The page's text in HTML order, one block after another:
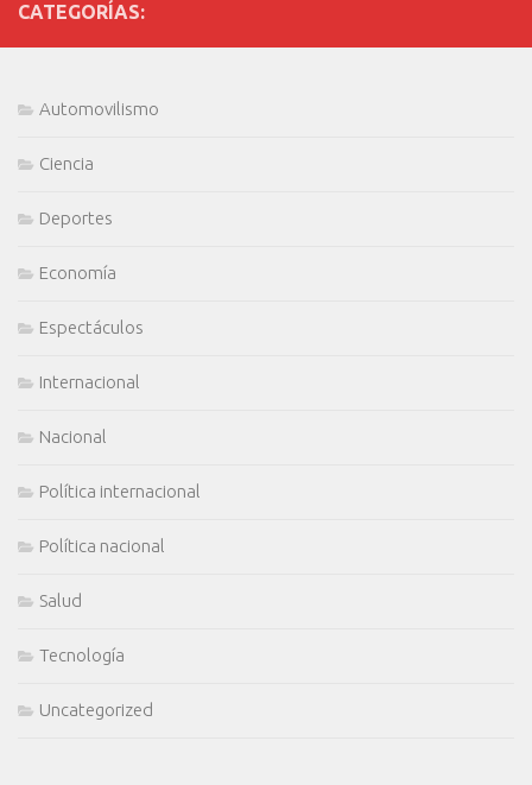
CATEGORÍAS:
Automovilismo
Ciencia
Deportes
Economía
Espectáculos
Internacional
Nacional
Política internacional
Política nacional
Salud
Tecnología
Uncategorized